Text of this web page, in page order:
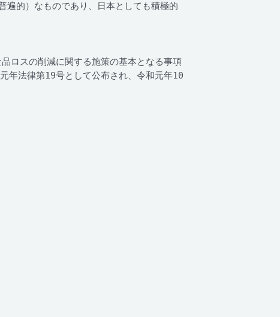
的）なものであり、日本としても積極的
ロスの削減に関する施策の基本となる事項
年法律第19号として公布され、令和元年10